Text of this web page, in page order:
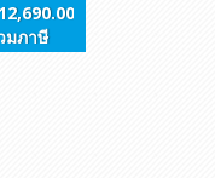
มภาษี